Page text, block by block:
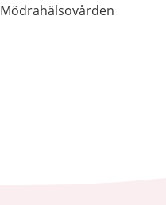
Mödrahälsovården